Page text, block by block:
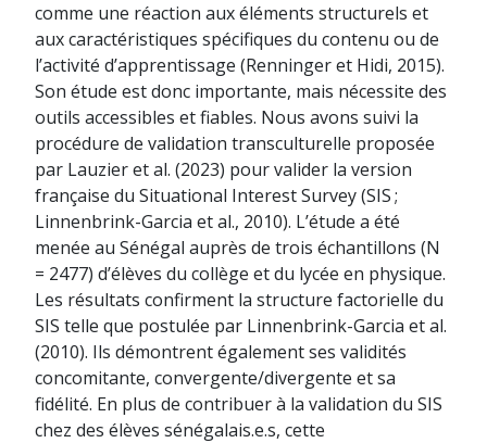
comme une réaction aux éléments structurels et
aux caractéristiques spécifiques du contenu ou de
l’activité d’apprentissage (Renninger et Hidi, 2015).
Son étude est donc importante, mais nécessite des
outils accessibles et fiables. Nous avons suivi la
procédure de validation transculturelle proposée
par Lauzier et al. (2023) pour valider la version
française du Situational Interest Survey (SIS ;
Linnenbrink-Garcia et al., 2010). L’étude a été
menée au Sénégal auprès de trois échantillons (N
= 2477) d’élèves du collège et du lycée en physique.
Les résultats confirment la structure factorielle du
SIS telle que postulée par Linnenbrink-Garcia et al.
(2010). Ils démontrent également ses validités
concomitante, convergente/divergente et sa
fidélité. En plus de contribuer à la validation du SIS
chez des élèves sénégalais.e.s, cette